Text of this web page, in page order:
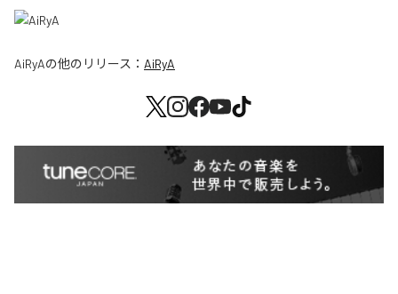
AiRyAの他のリリース： AiRyA